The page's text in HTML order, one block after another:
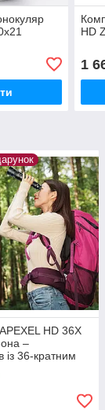
HD
1
HD 36X
–
із 36-кратним
штатив у